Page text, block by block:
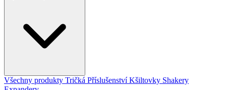
Všechny produkty Tričká PříslušenstvíKšiltovky Shakery